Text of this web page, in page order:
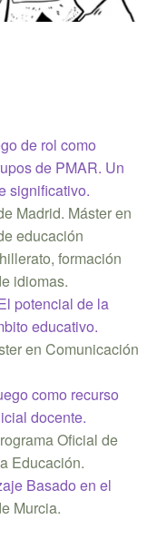
de rol como
de PMAR. Un
significativo.
Madrid. Máster en
educación
formación
idiomas.
potencial de la
educativo.
en Comunicación
como recurso
docente.
Oficial de
Educación.
Basado en el
Murcia.